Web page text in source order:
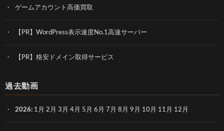
ゲームアカウント高価買取
【PR】WordPress表示速度No.1高速サーバー
【PR】格安ドメイン取得サービス
過去動画
2026: 1月 2月 3月 4月 5月 6月 7月 8月 9月 10月 11月 12月